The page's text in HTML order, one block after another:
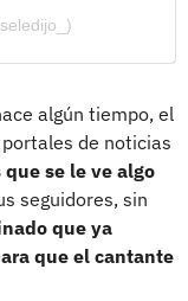
algún tiempo, el
de noticias
se le ve algo
seguidores, sin
que ya
que el cantante